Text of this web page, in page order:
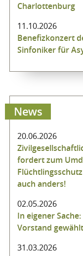
Charlottenburg
11.10.2026
Benefizkonzert
Sinfoniker für
News
20.06.2026
fordert zum
auch anders!
02.05.2026
In eigener
Vorstand gewählt
31.03.2026